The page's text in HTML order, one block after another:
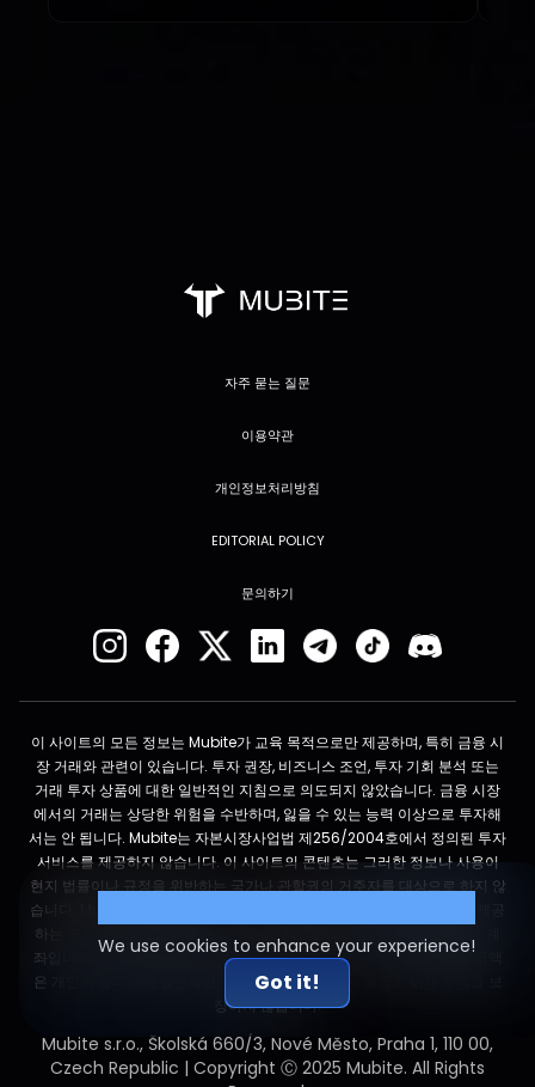
자주 묻는 질문
이용약관
개인정보처리방침
EDITORIAL POLICY
문의하기
이 사이트의 모든 정보는 Mubite가 교육 목적으로만 제공하며, 특히 금융 시
장 거래와 관련이 있습니다. 투자 권장, 비즈니스 조언, 투자 기회 분석 또는
거래 투자 상품에 대한 일반적인 지침으로 의도되지 않았습니다. 금융 시장
에서의 거래는 상당한 위험을 수반하며, 잃을 수 있는 능력 이상으로 투자해
서는 안 됩니다. Mubite는 자본시장사업법 제256/2004호에서 정의된 투자
서비스를 제공하지 않습니다. 이 사이트의 콘텐츠는 그러한 정보나 사용이
현지 법률이나 규정을 위반하는 국가나 관할권의 거주자를 대상으로 하지 않
습니다. Mubite는 중개업체가 아니며 예금을 받지 않습니다. Mubite가 제공
하는 모든 거래 계좌는 실시간 시장 데이터를 사용하는 시뮬레이션 데모 계
좌입니다. 고객 자금은 실제 시장에서 거래되지 않습니다. 표시된 출금 금액
은 개인의 결과이며 일반적인 수치가 아닙니다. 과거 실적이 미래 수익을 보
장하지 않습니다.
Mubite s.r.o., Školská 660/3, Nové Město, Praha 1, 110 00,
Czech Republic | Copyright Ⓒ 2025 Mubite. All Rights
We use cookies to enhance your experience!
Got it!